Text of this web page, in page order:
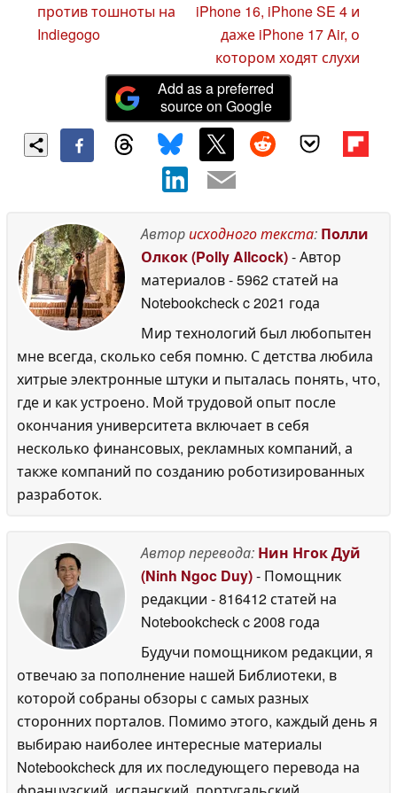
против тошноты на
Indiegogo
iPhone 16, iPhone SE 4 и
даже iPhone 17 Air, о
котором ходят слухи
Add as a preferred
source on Google
Авторисходного текста: Полли
Олкок (Polly Allcock)- Автор
материалов- 5962 статей на
Notebookcheckc 2021 года
Мир технологий был любопытен
мне всегда, сколько себя помню. С детства любила
хитрые электронные штуки и пыталась понять, что,
где и как устроено. Мой трудовой опыт после
окончания университета включает в себя
несколько финансовых, рекламных компаний, а
также компаний по созданию роботизированных
разработок.
Автор перевода: Нин Нгок Дуй
(Ninh Ngoc Duy)- Помощник
редакции - 816412 статей на
Notebookcheckc 2008 года
Будучи помощником редакции, я
отвечаю за пополнение нашей Библиотеки, в
которой собраны обзоры с самых разных
сторонних порталов. Помимо этого, каждый день я
выбираю наиболее интересные материалы
Notebookcheck для их последующего перевода на